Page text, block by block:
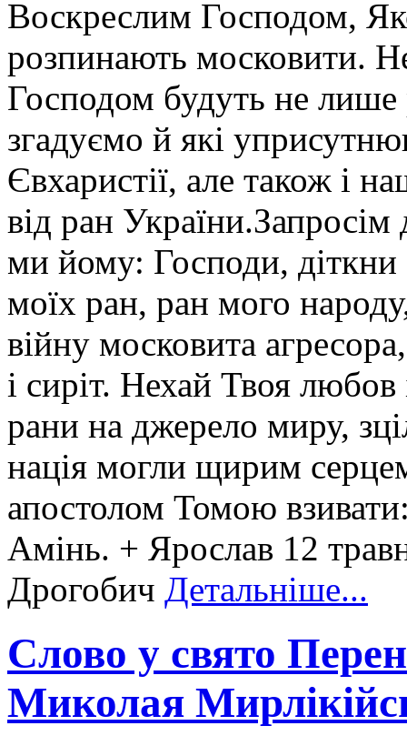
Воскреслим Господом,
розпинають московити.
Господом будуть не лише
згадуємо й які
Євхаристії, але також і
від ран
ми йому: Господи,
моїх ран, ран мого
війну московита
і сиріт. Нехай Твоя
рани на джерело миру,
нація могли щирим
апостолом Томою
Амінь. + Ярослав 12
Дрогобич Детальніше...
Слово у свято
Миколая